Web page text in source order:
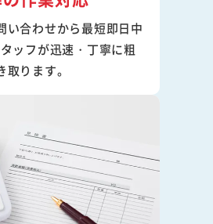
い合わせから最短即日中
ッフが迅速・丁寧に粗
ります。